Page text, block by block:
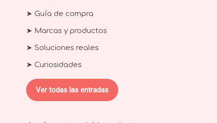
➤ Guía de compra
➤ Marcas y productos
➤ Soluciones reales
➤ Curiosidades
Ver todas las entradas